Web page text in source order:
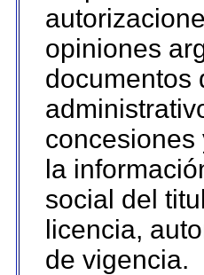
opiniones
documentos
concesiones
la
social del
licencia,
de vigencia.